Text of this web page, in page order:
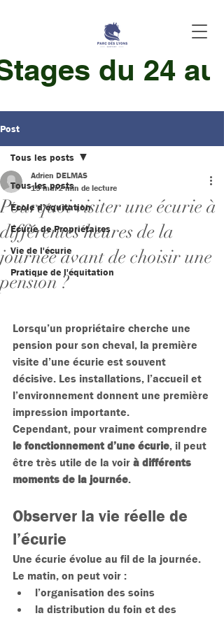
du 24
Post
Tous les posts
École d’équitation
Ecurie de Propriétaires
Vie de l'écurie
Pratique de l'équitation
Tous les posts
Pourquoi visiter une écurie à
différentes heures de la
journée avant de choisir une
pension ?
Adrien DELMAS
19 mai2 min de lecture
Lorsqu’un propriétaire cherche une
pension pour son cheval, la première
visite d’une écurie est souvent
décisive. Les installations, l’accueil et
l’environnement donnent une première
impression importante.
Cependant, pour vraiment comprendre
le fonctionnement d’une écurie, il peut
être très utile de la voir à différents
moments de la journée.
Observer la vie réelle de
l’écurie
Une écurie évolue au fil de la journée.
Le matin, on peut voir :
l’organisation des soins
la distribution du foin et des